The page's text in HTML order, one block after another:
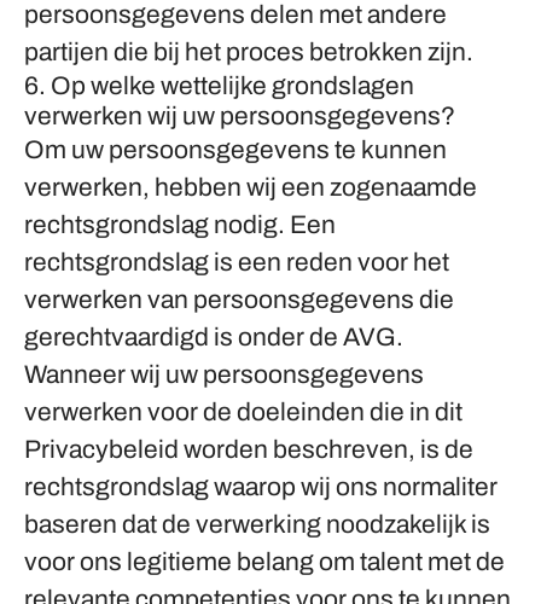
persoonsgegevens delen met andere
partijen die bij het proces betrokken zijn.
6. Op welke wettelijke grondslagen
verwerken wij uw persoonsgegevens?
Om uw persoonsgegevens te kunnen
verwerken, hebben wij een zogenaamde
rechtsgrondslag nodig. Een
rechtsgrondslag is een reden voor het
verwerken van persoonsgegevens die
gerechtvaardigd is onder de AVG.
Wanneer wij uw persoonsgegevens
verwerken voor de doeleinden die in dit
Privacybeleid worden beschreven, is de
rechtsgrondslag waarop wij ons normaliter
baseren dat de verwerking noodzakelijk is
voor ons legitieme belangom talent met de